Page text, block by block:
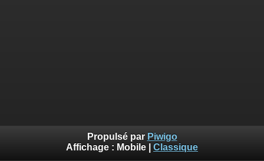
Propulsé par Piwigo
Affichage : Mobile Classique